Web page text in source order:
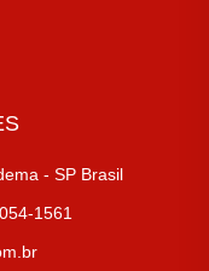
- SP Brasil
1561